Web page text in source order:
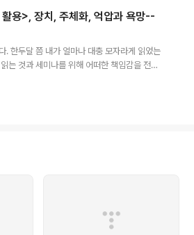
글은 지성이 결여된 성 판매자(조금 더 직설적
성이란 이미지를, 왜 그러한 종류의 이데올로
질문도 없이, 우리에..
용>, 장치, 주체화, 억압과 욕망--
. 한두달 쯤 내가 얼마나 대충 모자라게 읽었는
는 것과 세미나를 위해 어떠한 책임감을 전에
읽는 이의 역량에 따라 전해줄 수 있는 가르침
서술한다; 다만, 에서와 마찬가지로 그 명확
이라도 이해하는 이에게만 해당되는 것이다. 는